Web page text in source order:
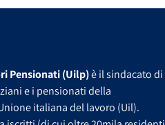
Pensionati (Uilp)è il sindacato di
e i pensionati della
italiana del lavoro (Uil).